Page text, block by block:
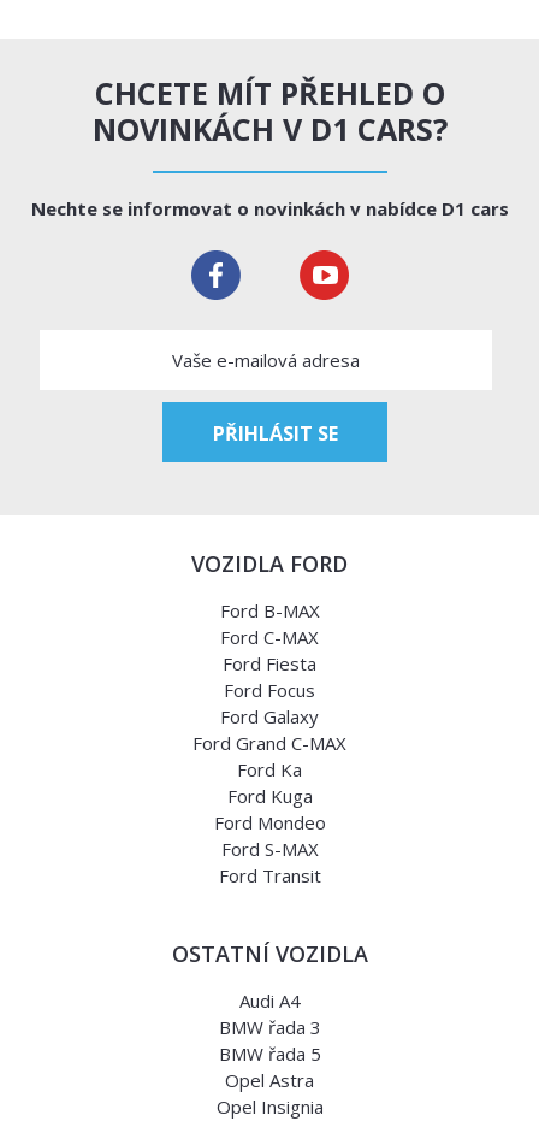
CHCETE MÍT PŘEHLED O
NOVINKÁCH V D1 CARS?
Nechte se informovat o novinkách v nabídce D1 cars
VOZIDLA FORD
Ford B-MAX
Ford C-MAX
Ford Fiesta
Ford Focus
Ford Galaxy
Ford Grand C-MAX
Ford Ka
Ford Kuga
Ford Mondeo
Ford S-MAX
Ford Transit
OSTATNÍ VOZIDLA
Audi A4
BMW řada 3
BMW řada 5
Opel Astra
Opel Insignia